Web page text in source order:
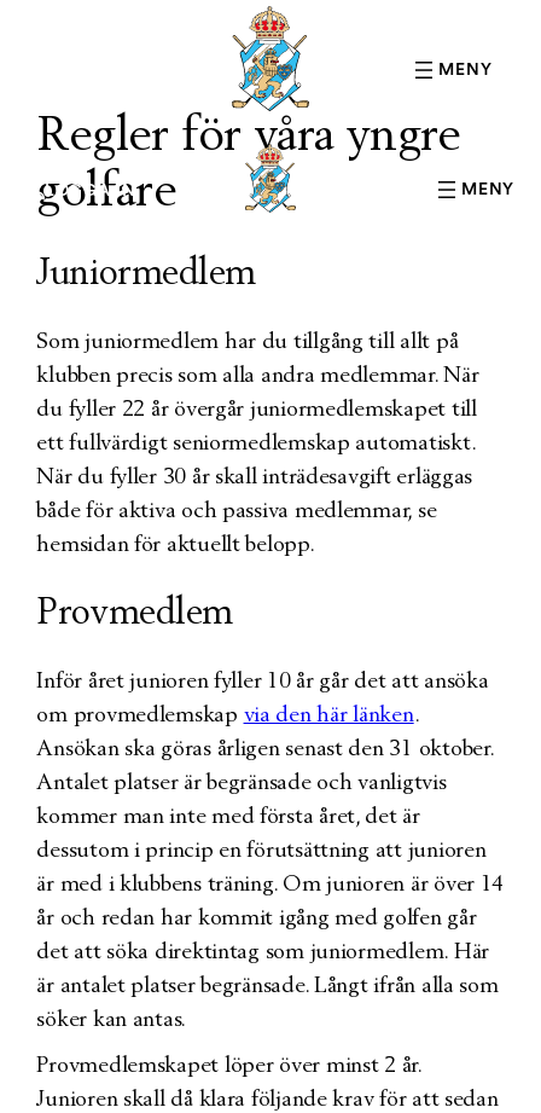
MENY
LOGGA IN MENY
Regler för våra yngre
golfare
Juniormedlem
Som juniormedlem har du tillgång till allt på
klubben precis som alla andra medlemmar. När
du fyller 22 år övergår juniormedlemskapet till
ett fullvärdigt seniormedlemskap automatiskt.
När du fyller 30 år skall inträdesavgift erläggas
både för aktiva och passiva medlemmar, se
hemsidan för aktuellt belopp.
Provmedlem
Inför året junioren fyller 10 år går det att ansöka
om provmedlemskap via den här länken.
Ansökan ska göras årligen senast den 31 oktober.
Antalet platser är begränsade och vanligtvis
kommer man inte med första året, det är
dessutom i princip en förutsättning att junioren
är med i klubbens träning. Om junioren är över 14
år och redan har kommit igång med golfen går
det att söka direktintag som juniormedlem. Här
är antalet platser begränsade. Långt ifrån alla som
söker kan antas.
Provmedlemskapet löper över minst 2 år.
Junioren skall då klara följande krav för att sedan